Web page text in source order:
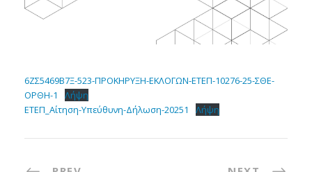
6ΖΣ5469Β7Ξ-523-ΠΡΟΚΗΡΥΞΗ-ΕΚΛΟΓΩΝ-ΕΤΕΠ-10276-25-ΣΘΕ-
ΟΡΘΗ-1
Λήψη
ΕΤΕΠ_Αίτηση-Υπεύθυνη-Δήλωση-20251
Λήψη